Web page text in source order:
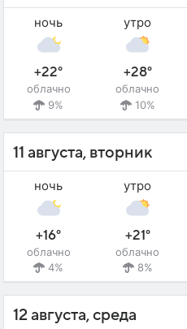
ночь
+22°
облачно
9%
утро
+28°
облачно
10%
11 августа, вторник
ночь
+16°
облачно
4%
утро
+21°
облачно
8%
12 августа, среда